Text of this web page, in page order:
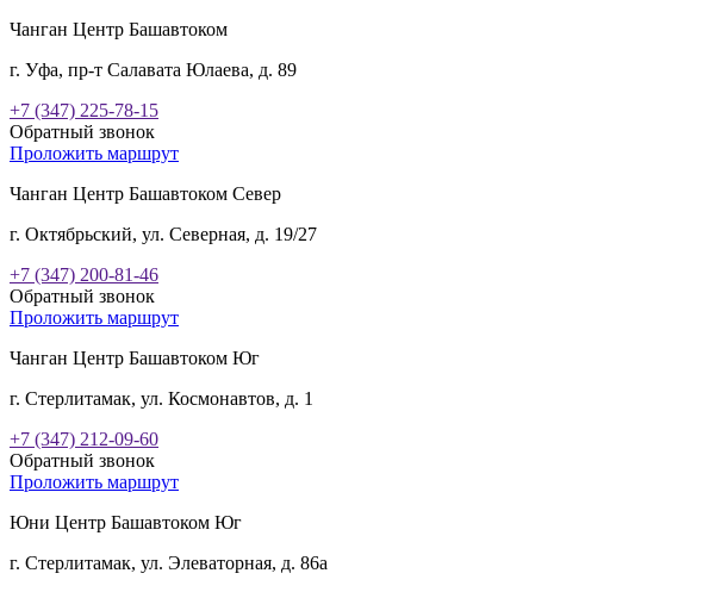
Чанган Центр Башавтоком
г. Уфа, пр-т Салавата Юлаева, д. 89
+7 (347) 225-78-15
Обратный звонок
Проложить маршрут
Чанган Центр Башавтоком Север
г. Октябрьский, ул. Северная, д. 19/27
+7 (347) 200-81-46
Обратный звонок
Проложить маршрут
Чанган Центр Башавтоком Юг
г. Стерлитамак, ул. Космонавтов, д. 1
+7 (347) 212-09-60
Обратный звонок
Проложить маршрут
Юни Центр Башавтоком Юг
г. Стерлитамак, ул. Элеваторная, д. 86а